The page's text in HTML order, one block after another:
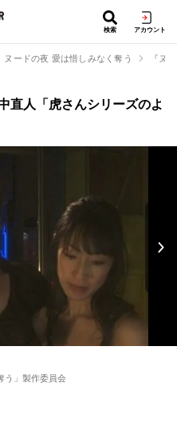
検索 アカウント
ヌードの夜 愛は惜しみなく奪う 『ヌ
直人「虎さんシリーズのよ
う」製作委員会